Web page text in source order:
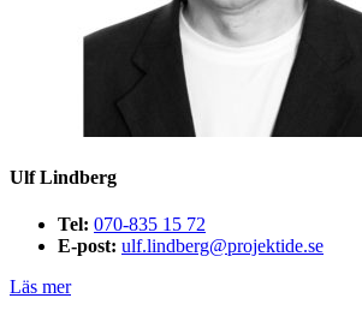
Ulf Lindberg
Tel: 070-835 15 72
E-post: ulf.lindberg@projektide.se
Läs mer